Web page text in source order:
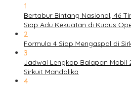
1
Bertabur Bintang Nasional, 46
Siap Adu Kekuatan di Kudus
2
Formula 4 Siap Mengaspal di
3
Jadwal Lengkap Balapan Mobil
Sirkuit Mandalika
4